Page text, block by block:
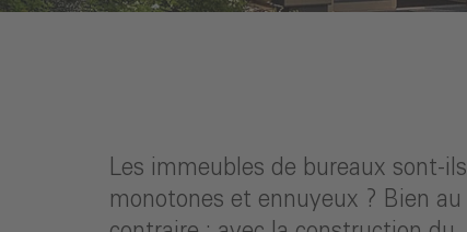
Les immeubles de bureaux sont-ils
monotones et ennuyeux ? Bien au